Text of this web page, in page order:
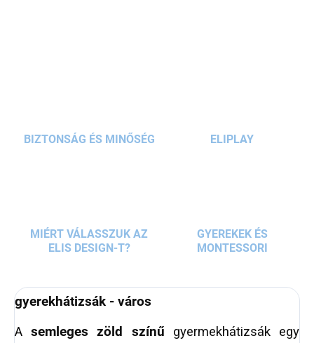
BIZTONSÁG ÉS MINŐSÉG ELIPLAY
MIÉRT VÁLASSZUK AZ
ELIS DESIGN-T?
GYEREKEK ÉS
MONTESSORI
gyerekhátizsák - város
Asemleges zöld színű gyermekhátizsák egy